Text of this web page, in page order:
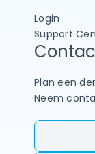
Login
Support
Plan een
Neem